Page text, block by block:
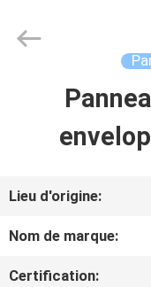
MAISON
PRODUITS
AU
Oasis
Lieu d'origine:
Nom de marque:
Certification: